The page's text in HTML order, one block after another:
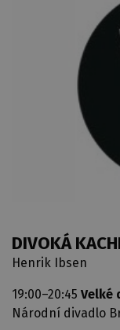
DIVOKÁ
Henrik Ibsen
19:00–20:45 Velké
Národní divadlo